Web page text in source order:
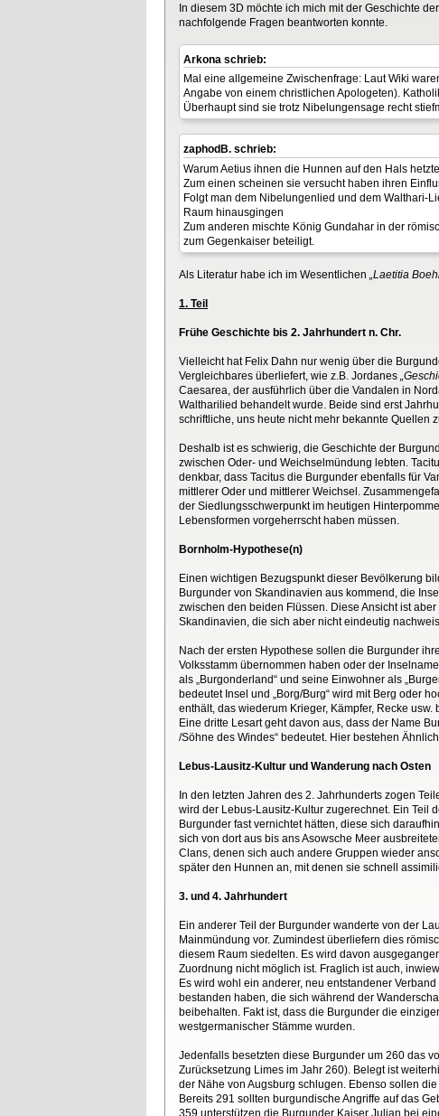
In diesem 3D möchte ich mich mit der Geschichte
nachfolgende Fragen beantworten konnte.
Arkona schrieb:
Mal eine allgemeine Zwischenfrage: Laut Wiki
Angabe von einem christlichen Apologeten).
Überhaupt sind sie trotz Nibelungensage recht
zaphodB. schrieb:
Warum Aetius ihnen die Hunnen auf den Hals
Zum einen scheinen sie versucht haben ihren
Folgt man dem Nibelungenlied und dem Walthari-
Raum hinausgingen
Zum anderen mischte König Gundahar in der
zum Gegenkaiser beteiligt.
Als Literatur habe ich im Wesentlichen „Laetitia
1. Teil
Frühe Geschichte bis 2. Jahrhundert n. Chr.
Vielleicht hat Felix Dahn nur wenig über die
Vergleichbares überliefert, wie z.B. Jordanes
Caesarea, der ausführlich über die Vandalen in
Waltharilied behandelt wurde. Beide sind erst
schriftliche, uns heute nicht mehr bekannte Quellen
Deshalb ist es schwierig, die Geschichte der
zwischen Oder- und Weichselmündung lebten.
denkbar, dass Tacitus die Burgunder ebenfalls für
mittlerer Oder und mittlerer Weichsel.
der Siedlungsschwerpunkt im heutigen
Lebensformen vorgeherrscht haben müssen.
Bornholm-Hypothese(n)
Einen wichtigen Bezugspunkt dieser Bevölkerung
Burgunder von Skandinavien aus kommend, die
zwischen den beiden Flüssen. Diese Ansicht ist
Skandinavien, die sich aber nicht eindeutig
Nach der ersten Hypothese sollen die Burgunder
Volksstamm übernommen haben oder der
als „Burgonderland“ und seine Einwohner als
bedeutet Insel und „Borg/Burg“ wird mit Berg oder
enthält, das wiederum Krieger, Kämpfer, Recke
Eine dritte Lesart geht davon aus, dass der Name
/Söhne des Windes“ bedeutet. Hier bestehen
Lebus-Lausitz-Kultur und Wanderung nach Osten
In den letzten Jahren des 2. Jahrhunderts zogen
wird der Lebus-Lausitz-Kultur zugerechnet. Ein Teil
Burgunder fast vernichtet hätten, diese sich
sich von dort aus bis ans Asowsche Meer
Clans, denen sich auch andere Gruppen wieder
später den Hunnen an, mit denen sie schnell
3. und 4. Jahrhundert
Ein anderer Teil der Burgunder wanderte von der
Mainmündung vor. Zumindest überliefern dies
diesem Raum siedelten. Es wird davon
Zuordnung nicht möglich ist. Fraglich ist auch,
Es wird wohl ein anderer, neu entstandener
bestanden haben, die sich während der
beibehalten. Fakt ist, dass die Burgunder die
westgermanischer Stämme wurden.
Jedenfalls besetzten diese Burgunder um 260 das
Zurücksetzung Limes im Jahr 260). Belegt ist
der Nähe von Augsburg schlugen. Ebenso sollen
Bereits 291 sollten burgundische Angriffe auf das